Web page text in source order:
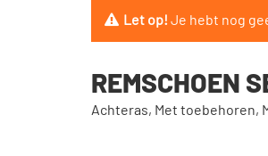
Let op!Je hebt nog
REMSCHOEN
Achteras, Met toebehoren,